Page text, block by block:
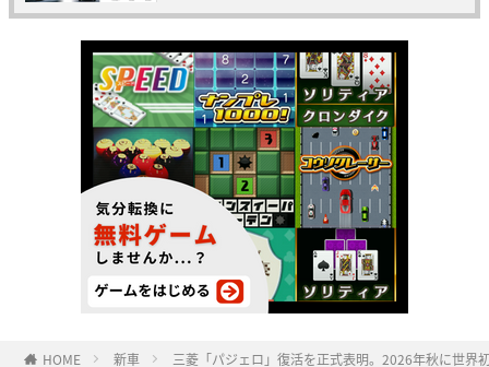
HOME 新車 三菱「パジェロ」復活を正式表明。2026年秋に世界